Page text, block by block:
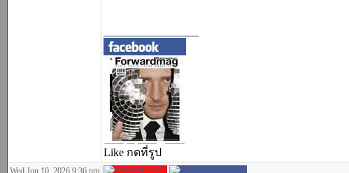
Like กดที่รูป
Wed Jun 10, 2026 9:36 pm